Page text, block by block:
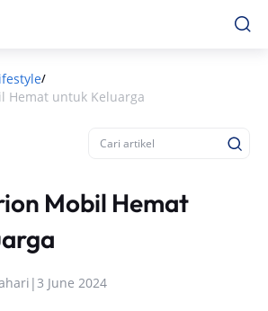
/
Hemat untuk Keluarga
Mobil Hemat
|3 June 2024